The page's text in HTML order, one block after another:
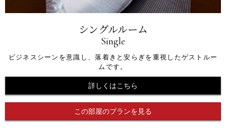
シングルルーム
Single
ビジネスシーンを意識し、落着きと安らぎを重視したゲストルー
ムです。
詳しくはこちら
この部屋のプランを見る